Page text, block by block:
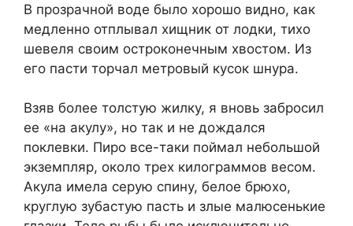
В прозрачной воде было хорошо видно, как
медленно отплывал хищник от лодки, тихо
шевеля своим остроконечным хвостом. Из
его пасти торчал метровый кусок шнура.
Взяв более толстую жилку, я вновь забросил
ее «на акулу», но так и не дождался
поклевки. Пиро все-таки поймал небольшой
экземпляр, около трех килограммов весом.
Акула имела серую спину, белое брюхо,
круглую зубастую пасть и злые малюсенькие